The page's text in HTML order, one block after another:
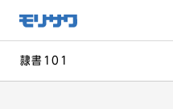
メ
ニュー
飛ばし
へ移動
隷書101